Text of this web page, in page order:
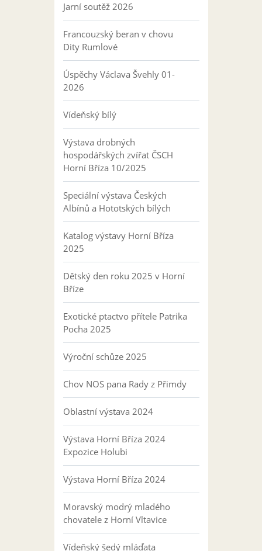
Jarní soutěž 2026
Francouzský beran v chovu
Dity Rumlové
Úspěchy Václava Švehly 01-
2026
Vídeňský bílý
Výstava drobných
hospodářských zvířat ČSCH
Horní Bříza 10/2025
Speciální výstava Českých
Albínů a Hototských bílých
Katalog výstavy Horní Bříza
2025
Dětský den roku 2025 v Horní
Bříze
Exotické ptactvo přítele Patrika
Pocha 2025
Výroční schůze 2025
Chov NOS pana Rady z Přimdy
Oblastní výstava 2024
Výstava Horní Bříza 2024
Expozice Holubi
Výstava Horní Bříza 2024
Moravský modrý mladého
chovatele z Horní Vltavice
Vídeňský šedý mláďata